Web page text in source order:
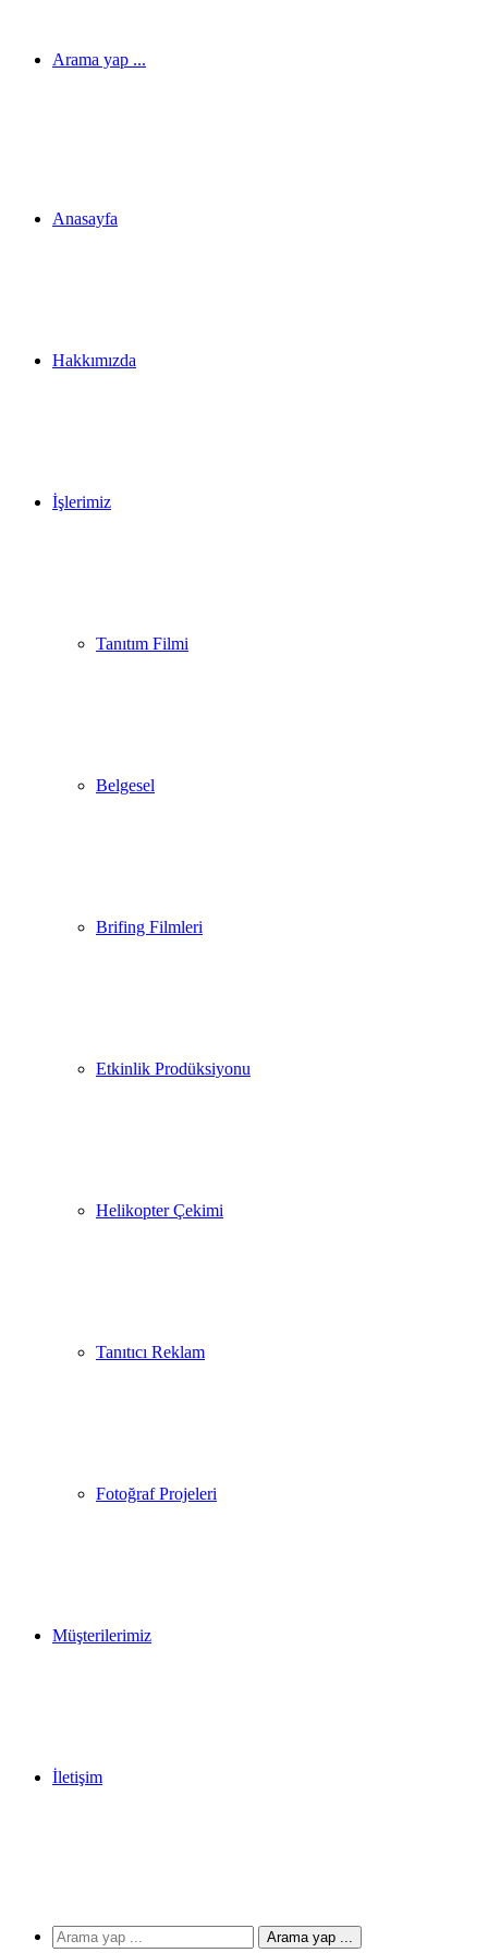
Arama yap ...
Anasayfa
Hakkımızda
İşlerimiz
Tanıtım Filmi
Belgesel
Brifing Filmleri
Etkinlik Prodüksiyonu
Helikopter Çekimi
Tanıtıcı Reklam
Fotoğraf Projeleri
Müşterilerimiz
İletişim
Arama yap ...